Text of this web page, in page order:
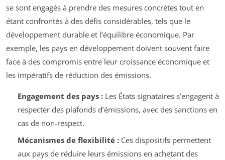
se sont engagés à prendre des mesures concrètes tout en
étant confrontés à des défis considérables, tels que le
développement durable et l’équilibre économique. Par
exemple, les pays en développement doivent souvent faire
face à des compromis entre leur croissance économique et
les impératifs de réduction des émissions.
Engagement des pays :Les États signataires s’engagent à
respecter des plafonds d’émissions, avec des sanctions en
cas de non-respect.
Mécanismes de flexibilité :Ces dispositifs permettent
aux pays de réduire leurs émissions en achetant des